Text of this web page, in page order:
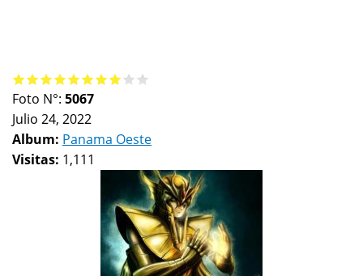
Foto N°: 5067
Julio 24, 2022
Album: Panama Oeste
Visitas: 1,111